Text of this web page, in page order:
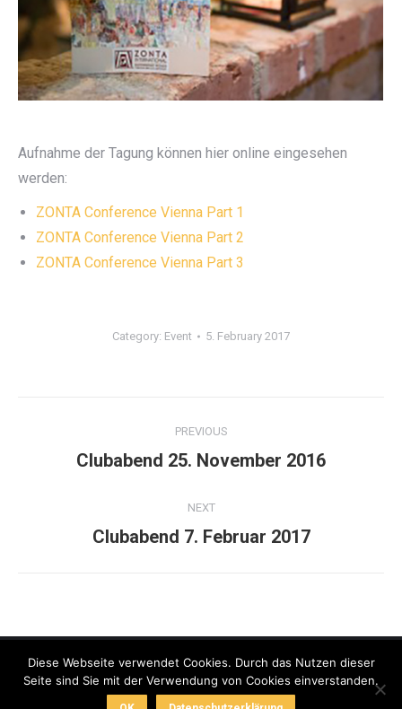
Aufnahme der Tagung können hier online eingesehen
werden:
ZONTA Conference Vienna Part 1
ZONTA Conference Vienna Part 2
ZONTA Conference Vienna Part 3
Category: Event 5. February 2017
navigation
PREVIOUS
Previous
Clubabend 25. November 2016
NEXT
Next
Clubabend 7. Februar 2017
ZONTA Club Wien 1
Diese Webseite verwendet Cookies. Durch das Nutzen dieser
Seite sind Sie mit der Verwendung von Cookies einverstanden.